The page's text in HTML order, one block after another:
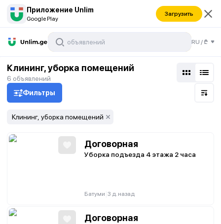
Приложение Unlim
Google Play
Загрузить
RU /₾
Клининг, уборка помещений
6 объявлений
Фильтры
Клининг, уборка помещений
Договорная
Уборка подъезда 4 этажа 2 часа
Батуми 3 д. назад
Договорная